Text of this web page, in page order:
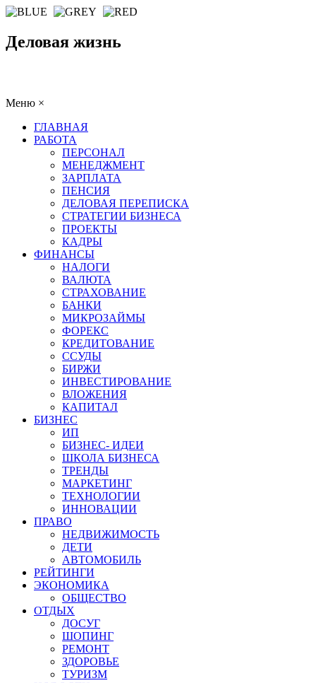
Деловая жизнь
Меню ×
ГЛАВНАЯ
РАБОТА
ПЕРСОНАЛ
МЕНЕДЖМЕНТ
ЗАРПЛАТА
ПЕНСИЯ
ДЕЛОВАЯ ПЕРЕПИСКА
СТРАТЕГИИ БИЗНЕСА
ПРОЕКТЫ
КАДРЫ
ФИНАНСЫ
НАЛОГИ
ВАЛЮТА
СТРАХОВАНИЕ
БАНКИ
МИКРОЗАЙМЫ
ФОРЕКС
КРЕДИТОВАНИЕ
ССУДЫ
БИРЖИ
ИНВЕСТИРОВАНИЕ
ВЛОЖЕНИЯ
КАПИТАЛ
БИЗНЕС
ИП
БИЗНЕС- ИДЕИ
ШКОЛА БИЗНЕСА
ТРЕНДЫ
МАРКЕТИНГ
ТЕХНОЛОГИИ
ИННОВАЦИИ
ПРАВО
НЕДВИЖИМОСТЬ
ДЕТИ
АВТОМОБИЛЬ
РЕЙТИНГИ
ЭКОНОМИКА
ОБЩЕСТВО
ОТДЫХ
ДОСУГ
ШОПИНГ
РЕМОНТ
ЗДОРОВЬЕ
ТУРИЗМ